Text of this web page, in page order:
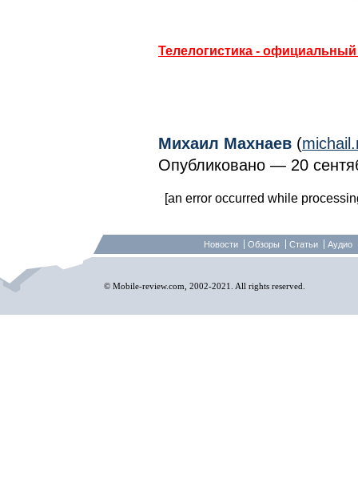
Телелогистика -
Михаил Махнаев (
Опубликовано — 20
[an error occurred while
Новости Обзоры Статьи Аудио
© Mobile-review.com, 2002-2021. All rights reserved.